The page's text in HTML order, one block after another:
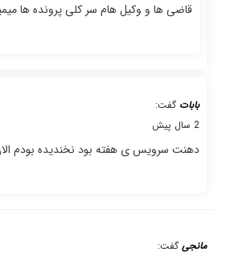
قاضی ها و وکیل هام سر کلی پرونده ها
بابات گفت:
2 سال پیش
دهنت سرویس ی هفته بود نخندیده بودم
مانجی گفت: